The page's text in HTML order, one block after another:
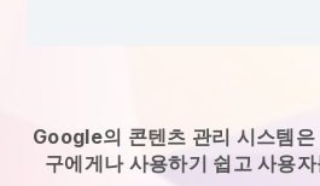
Google의 콘텐츠 관리 시스템
구에게나 사용하기 쉽고 사용